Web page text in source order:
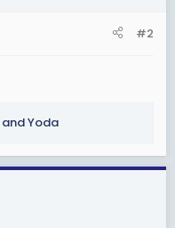
#2
andYoda